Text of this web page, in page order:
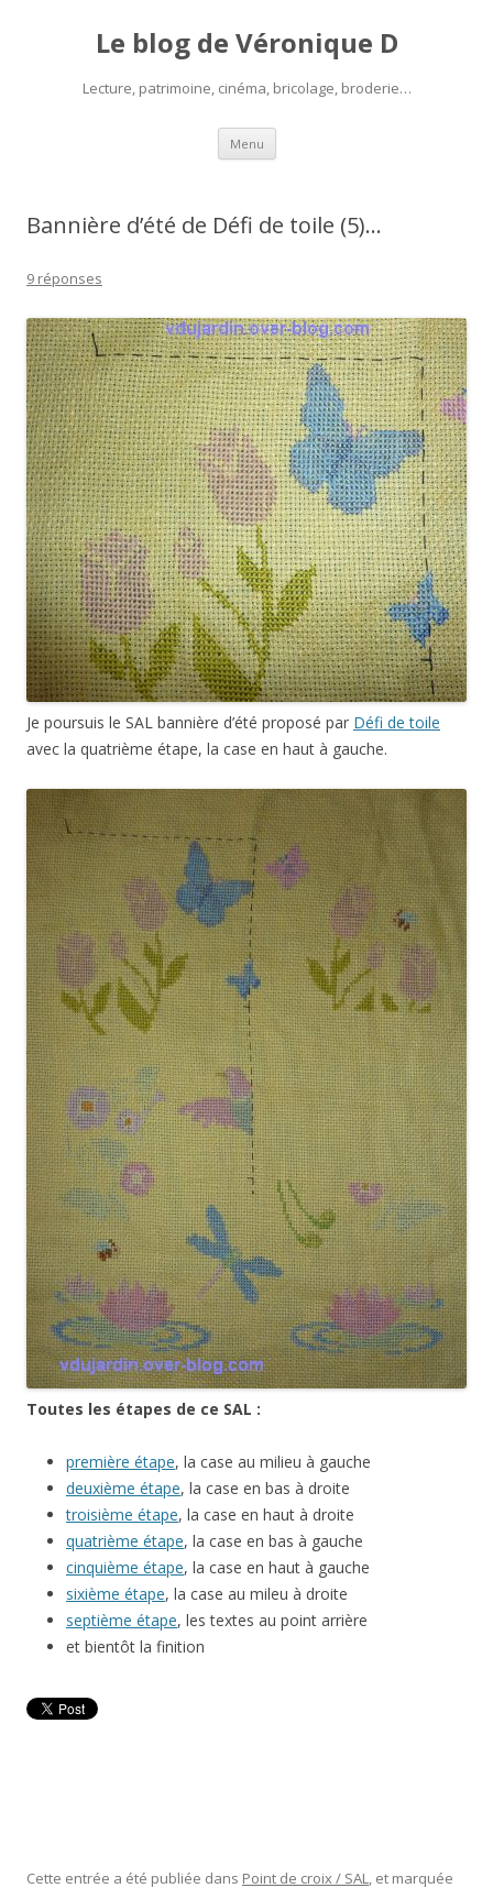
Le blog de Véronique D
Lecture, patrimoine, cinéma, bricolage, broderie…
Menu Aller
contenu
Bannière d’été de Défi de toile (5)…
9 réponses
Je poursuis le SAL bannière d’été proposé par Défi de toile
avec la quatrième étape, la case en haut à gauche.
Toutes les étapes de ce SAL :
première étape, la case au milieu à gauche
deuxième étape, la case en bas à droite
troisième étape, la case en haut à droite
quatrième étape, la case en bas à gauche
cinquième étape, la case en haut à gauche
sixième étape, la case au mileu à droite
septième étape, les textes au point arrière
et bientôt la finition
Cette entrée a été publiée dans Point de croix / SAL, et marquée